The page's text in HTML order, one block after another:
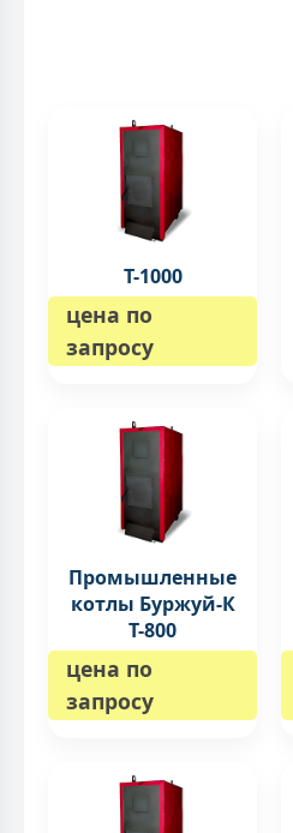
Т-1000
цена по
запросу
Промышленные
котлы Буржуй-К
Т-800
цена по
запросу